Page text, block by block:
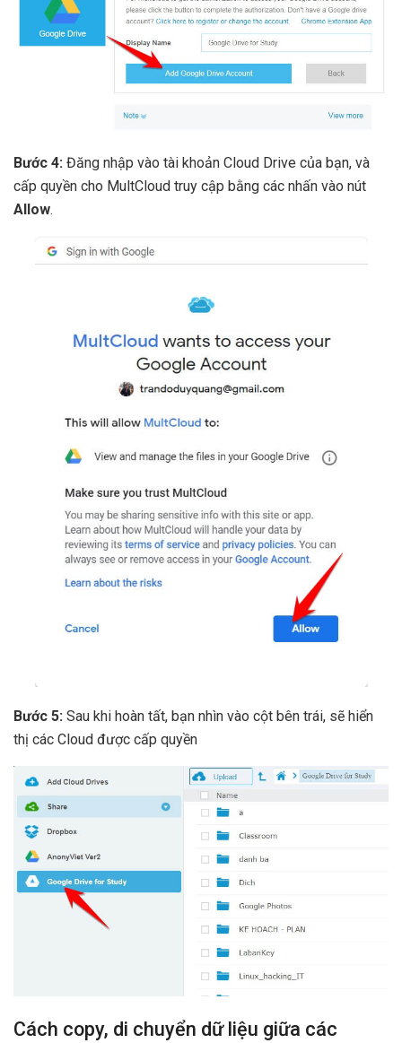
Bước 4: Đăng nhập vào tài khoản Cloud Drive của bạn, và
cấp quyền cho MultCloud truy cập bằng các nhấn vào nút
Allow.
Bước 5: Sau khi hoàn tất, bạn nhìn vào cột bên trái, sẽ hiển
thị các Cloud được cấp quyền
Cách copy, di chuyển dữ liệu giữa các